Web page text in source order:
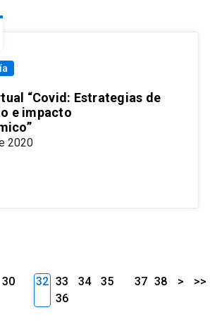
“Covid: Estrategias de
e impacto
2020
30
32 33 34
35
36
37 38 > >>